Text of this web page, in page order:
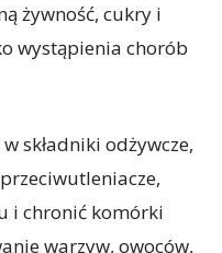
żywność, cukry i
wystąpienia chorób
składniki odżywcze,
i chronić komórki
warzyw, owoców,